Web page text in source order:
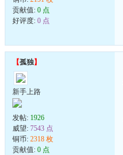
贡献值: 0 点
好评度: 0 点
【孤独】
新手上路
发帖: 1926
威望: 7543 点
铜币: 2318 枚
贡献值: 0 点